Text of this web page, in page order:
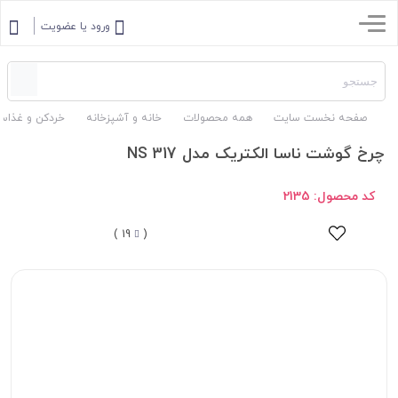
ورود یا عضویت
صفحه نخست سایت همه محصولات خانه و آشپزخانه خردکن و
چرخ گوشت ناسا الکتریک مدل NS 317
کد محصول: 2135
(
19 )